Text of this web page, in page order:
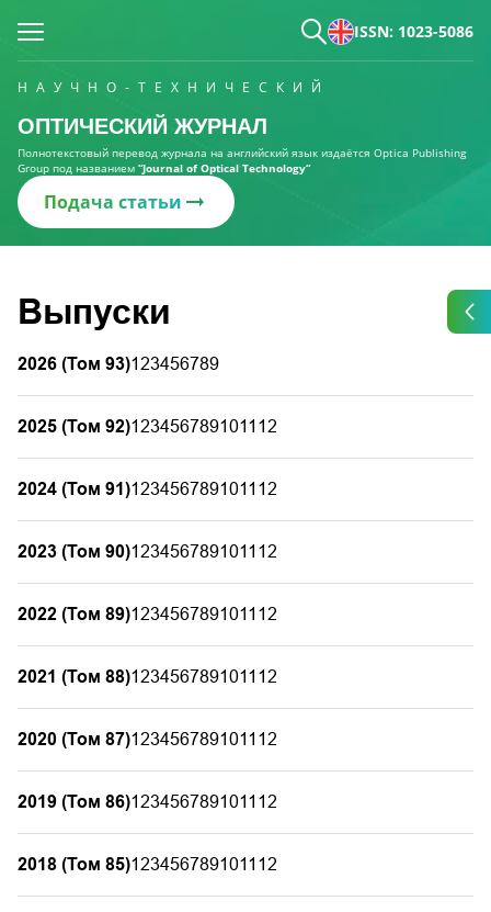
ISSN: 1023-5086
НАУЧНО-ТЕХНИЧЕСКИЙ
ОПТИЧЕСКИЙ ЖУРНАЛ
Полнотекстовый перевод журнала на английский язык издаётся Optica Publishing
Group под названием “Journal of Optical Technology“
Подача статьи
Выпуски
2026 (Том 93)1 23456789
2025 (Том 92)1 234567891011 12
2024 (Том 91)1 234567891011 12
2023 (Том 90)1 234567891011 12
2022 (Том 89)1 234567891011 12
2021 (Том 88)1 234567891011 12
2020 (Том 87)1 234567891011 12
2019 (Том 86)1 234567891011 12
2018 (Том 85)1 234567891011 12